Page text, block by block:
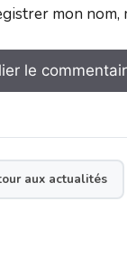
mon nom,
aux actualités